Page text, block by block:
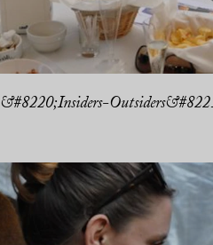
&#8220;Insiders-